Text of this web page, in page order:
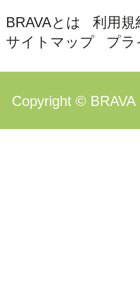
BRAVAとは 利用規
サイトマップ
プラ
Copyright © BRAVA